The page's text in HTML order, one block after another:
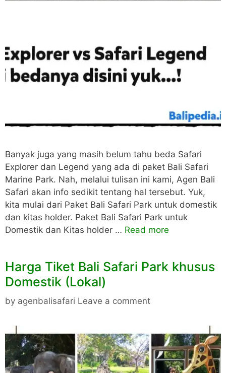
Banyak juga yang masih belum tahu beda Safari
Explorer dan Legend yang ada di paket Bali Safari
Marine Park. Nah, melalui tulisan ini kami, Agen Bali
Safari akan info sedikit tentang hal tersebut. Yuk,
kita mulai dari Paket Bali Safari Park untuk domestik
dan kitas holder. Paket Bali Safari Park untuk
Domestik dan Kitas holder … Read more
Harga Tiket Bali Safari Park khusus
Domestik (Lokal)
by agenbalisafari Leave a comment